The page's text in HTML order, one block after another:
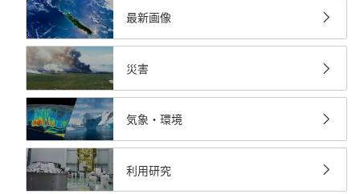
最新画像
災害
気象・環境
利用研究